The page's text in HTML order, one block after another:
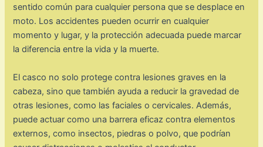
sentido común para cualquier persona que se desplace en
moto. Los accidentes pueden ocurrir en cualquier
momento y lugar, y la protección adecuada puede marcar
la diferencia entre la vida y la muerte.
El casco no solo protege contra lesiones graves en la
cabeza, sino que también ayuda a reducir la gravedad de
otras lesiones, como las faciales o cervicales. Además,
puede actuar como una barrera eficaz contra elementos
externos, como insectos, piedras o polvo, que podrían